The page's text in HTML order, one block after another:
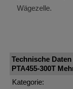
Wägezelle.
Technische
PTA455-300T
Kategorie: